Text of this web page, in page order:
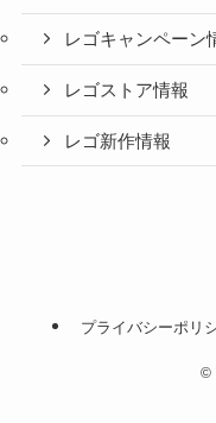
レゴキャンペーン
レゴストア情報
レゴ新作情報
プライバシーポリ
©